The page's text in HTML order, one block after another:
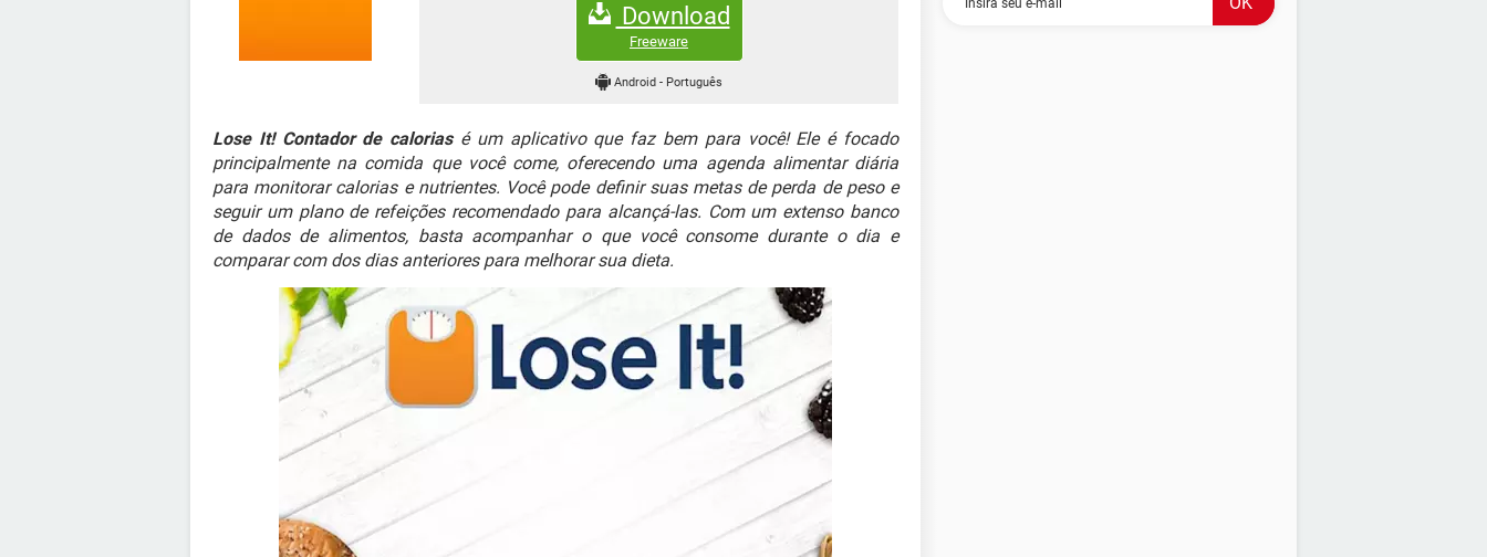
Download
Freeware
Android- Português
Lose It! Contador de caloriasé um aplicativo que faz bem para você! Ele é focado
principalmente na comida que você come, oferecendo uma agenda alimentar diária
para monitorar calorias e nutrientes. Você pode definir suas metas de perda de peso e
seguir um plano de refeições recomendado para alcançá-las. Com um extenso banco
de dados de alimentos, basta acompanhar o que você consome durante o dia e
comparar com dos dias anteriores para melhorar sua dieta.